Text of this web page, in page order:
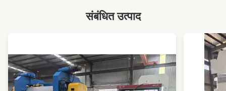
संबंधित उत्पाद